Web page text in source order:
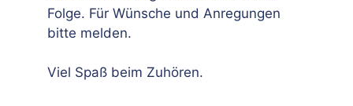
Folge. Für Wünsche und Anregungen
bitte melden.
Viel Spaß beim Zuhören.